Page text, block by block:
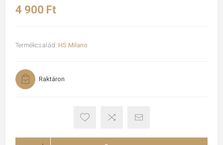
4 900 Ft
Termékcsalád: HS Milano
Raktáron